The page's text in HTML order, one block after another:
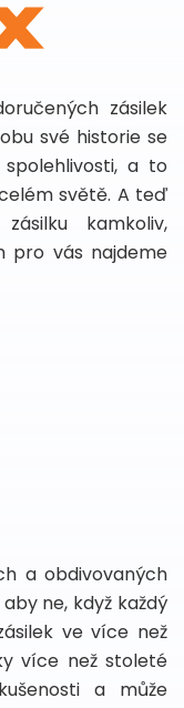
zásilek
své historie se
a to
světě. A teď
kamkoliv,
pro vás najdeme
a obdivovaných
ne, když každý
ve více než
více než stoleté
a může